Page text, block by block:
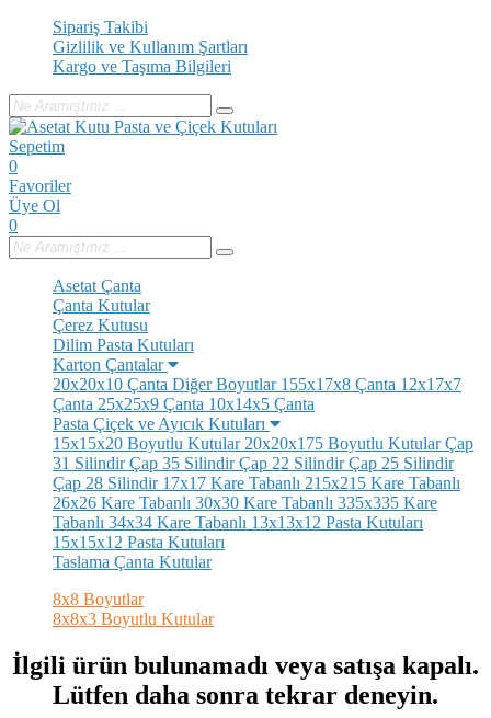
Sipariş Takibi
Gizlilik ve Kullanım Şartları
Kargo ve Taşıma Bilgileri
Sepetim
0
Favoriler
Üye Ol
0
Asetat Çanta
Çanta Kutular
Çerez Kutusu
Dilim Pasta Kutuları
Karton Çantalar
20x20x10 Çanta Diğer Boyutlar155x17x8 Çanta 12x17x7
Çanta 25x25x9 Çanta 10x14x5 Çanta
Pasta Çiçek ve Ayıcık Kutuları
15x15x20 Boyutlu Kutular20x20x175 Boyutlu KutularÇap
31 SilindirÇap 35 SilindirÇap 22 SilindirÇap 25 Silindir
Çap 28 Silindir17x17 Kare Tabanlı 215x215 Kare Tabanlı
26x26 Kare Tabanlı 30x30 Kare Tabanlı 335x335 Kare
Tabanlı 34x34 Kare Tabanlı 13x13x12 Pasta Kutuları
15x15x12 Pasta Kutuları
Taslama Çanta Kutular
8x8 Boyutlar
8x8x3 Boyutlu Kutular
İlgili ürün bulunamadı veya satışa kapalı.
Lütfen daha sonra tekrar deneyin.